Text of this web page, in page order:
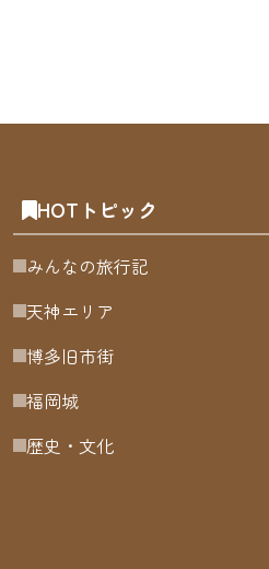
HOTトピック
みんなの旅行記
天神エリア
博多旧市街
福岡城
歴史・文化